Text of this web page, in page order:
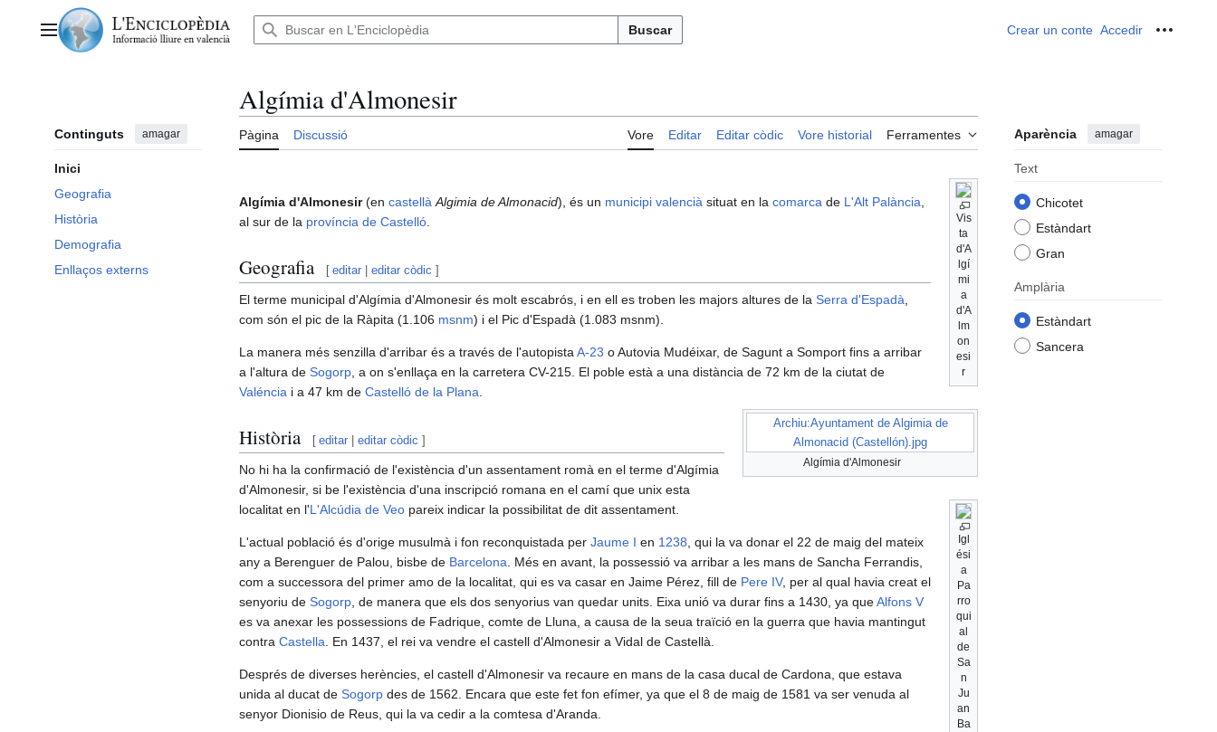
contingutMenú principal Buscar Crear un conte Accedir
Continguts amagar
Inici
Geografia
Història
Demografia
Enllaços externs
Algímia d'Almonesir
Pàgina Discussió Vore Editar Editar còdic Vore historial Ferramentes Aparència amagar
Text
Chicotet
Estàndart
Gran
Amplària
Estàndart
Sancera
Vis
ta
d'A
lgí
mi
a
d'A
lm
on
esi
r
Archiu:Ayuntament de Algimia de
Almonacid (Castellón).jpg
Algímia d'Almonesir
Igl
ési
a
Pa
rro
qui
al
de
Sa
n
Ju
an
Ba
Algímia d'Almonesir(en castellà Algimia de Almonacid), és un municipi valencià situat en la comarca de L'Alt Palància
al sur de la província de Castelló
Geografia [ editar |editar còdic ]
El terme municipal d'Algímia d'Almonesir és molt escabrós, i en ell es troben les majors altures de la Serra d'Espadà
com són el pic de la Ràpita (1.106 msnm) i el Pic d'Espadà (1.083 msnm).
La manera més senzilla d'arribar és a través de l'autopista A-23 o Autovia Mudéixar, de Sagunt a Somport fins a arribar
a l'altura de Sogorp , a on s'enllaça en la carretera CV-215. El poble està a una distància de 72 km de la ciutat de
Valéncia i a 47 km de Castelló de la Plana
Història [ editar |editar còdic ]
No hi ha la confirmació de l'existència d'un assentament romà en el terme d'Algímia
d'Almonesir, si be l'existència d'una inscripció romana en el camí que unix esta
localitat en l'L'Alcúdia de Veo pareix indicar la possibilitat de dit assentament.
L'actual població és d'orige musulmà i fon reconquistada per Jaume I en 1238 , qui la va donar el 22 de maig del mateix
any a Berenguer de Palou, bisbe de Barcelona . Més en avant, la possessió va arribar a les mans de Sancha Ferrandis,
com a successora del primer amo de la localitat, qui es va casar en Jaime Pérez, fill de Pere IV, per al qual havia creat el
senyoriu de Sogorp , de manera que els dos senyorius van quedar units. Eixa unió va durar fins a 1430, ya queAlfons V
es va anexar les possessions de Fadrique, comte de Lluna, a causa de la seua traïció en la guerra que havia mantingut
contra Castella . En 1437, el rei va vendre el castell d'Almonesir a Vidal de Castellà.
Després de diverses herències, el castell d'Almonesir va recaure en mans de la casa ducal de Cardona, que estava
unida al ducat de Sogorp des de 1562. Encara que este fet fon efímer, ya que el 8 de maig de 1581 va ser venuda al
senyor Dionisio de Reus, qui la va cedir a la comtesa d'Aranda.